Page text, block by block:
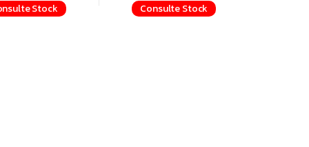
Stock
Consulte Stock